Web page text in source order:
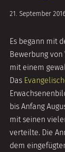
21. September
Es begann mit
Bewerbung
mit einem
Das
bis Anfang
mit seinen
verteilte. Die
dem